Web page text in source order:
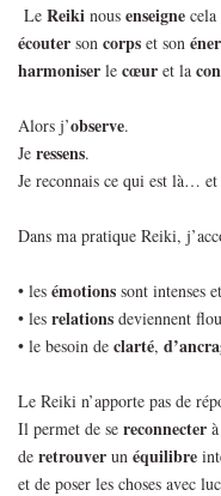
Le Reiki nous enseigne
écouter son corps et son
harmoniser le cœur et la
Alors j’observe.
Je ressens.
Je reconnais ce qui est là…
Dans ma pratique Reiki,
• les émotions sont intenses
• les relations deviennent
• le besoin de clarté,
Le Reiki n’apporte pas de
Il permet de se reconnecter
de retrouver un équilibre
et de poser les choses avec